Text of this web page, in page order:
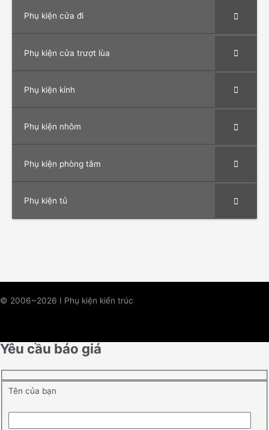
Phụ kiện cửa đi
Phụ kiện cửa trượt lùa
Phụ kiện kính
Phụ kiện nhôm
Phụ kiện phòng tắm
Phụ kiện tủ
© 2006~2026 I Phụ kiện kiến trúc
Yêu cầu báo giá
Tên của bạn